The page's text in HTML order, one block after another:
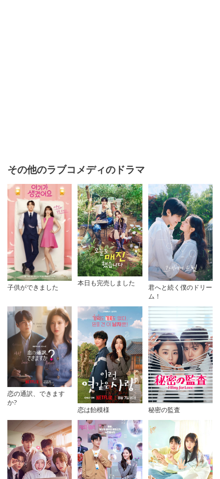
その他のラブコメディのドラマ
子供ができました 本日も完売しました
君へと続く僕のドリー
ム！
恋の通訳、できます
か?
恋は飴模様
秘密の監査